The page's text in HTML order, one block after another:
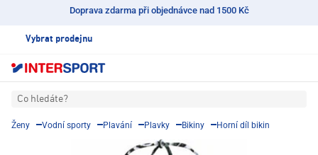
Doprava zdarma při objednávce nad 1500 Kč
Vybrat prodejnu
Co hledáte?
Ženy Vodní sporty Plavání Plavky Bikiny Horní díl bikin